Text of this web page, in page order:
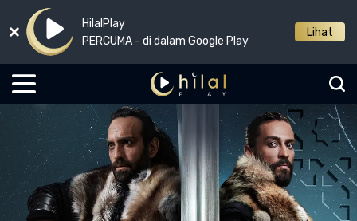
HilalPlay
PERCUMA - di dalam Google Play
Lihat